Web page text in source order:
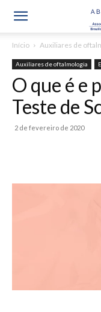
Início Auxiliares de
Auxiliares de oftalmologia
O que é e
Teste de
2 de fevereiro de 2020